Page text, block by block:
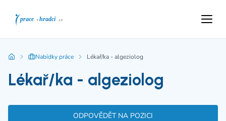
Nabídky práce Lékař/ka - algeziolog
Lékař/ka - algeziolog
ODPOVĚDĚT NA POZICI